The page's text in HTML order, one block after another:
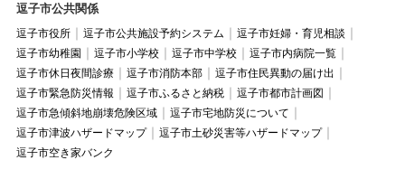
逗子市公共関係
逗子市役所 逗子市公共施設予約システム
逗子市妊婦・育児相談
逗子市幼稚園
逗子市小学校 逗子市中学校
逗子市内病院一覧
逗子市休日夜間診療
逗子市消防本部
逗子市住民異動の届け出
逗子市緊急防災情報
逗子市ふるさと納税
逗子市都市計画図
逗子市急傾斜地崩壊危険区域
逗子市宅地防災について
逗子市津波ハザードマップ
逗子市土砂災害等ハザードマップ
逗子市空き家バンク